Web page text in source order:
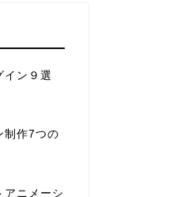
イン９選
制作7つの
アニメーシ